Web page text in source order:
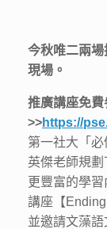
今秋唯二兩
現場。
推廣講座免
>>https://
第一社大「
英傑老師規
更豐富的學
講座【
並邀請文藻語